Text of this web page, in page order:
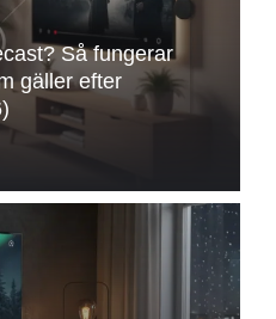
Så fungerar
gäller efter